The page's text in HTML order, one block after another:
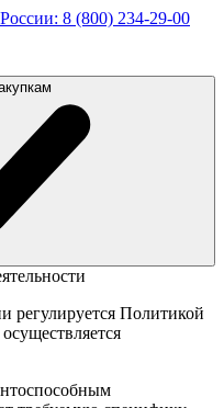
8 (800) 234-29-00
регулируется Политикой